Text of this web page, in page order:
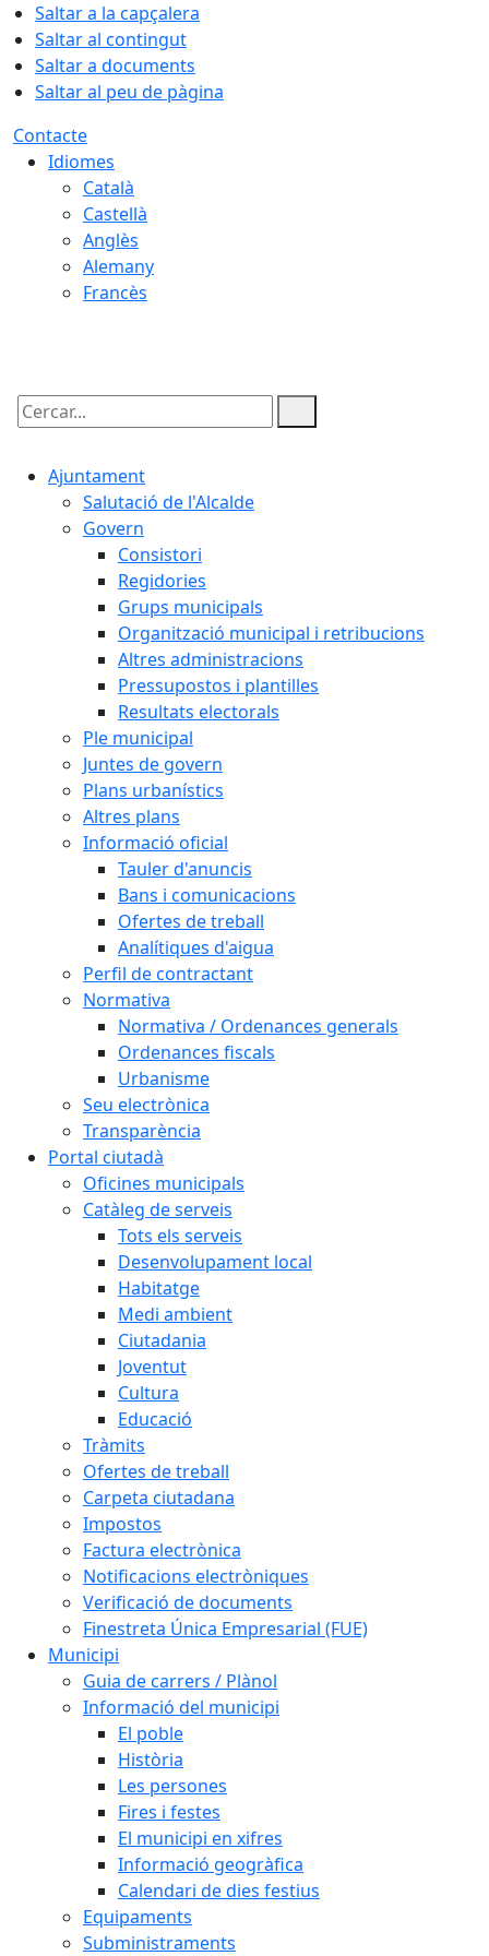
Saltar a la capçalera
Saltar al contingut
Saltar a documents
Saltar al peu de pàgina
Contacte
Idiomes
Català
Castellà
Anglès
Alemany
Francès
Cercar:
Ajuntament
Salutació de l'Alcalde
Govern
Consistori
Regidories
Grups municipals
Organització municipal i retribucions
Altres administracions
Pressupostos i plantilles
Resultats electorals
Ple municipal
Juntes de govern
Plans urbanístics
Altres plans
Informació oficial
Tauler d'anuncis
Bans i comunicacions
Ofertes de treball
Analítiques d'aigua
Perfil de contractant
Normativa
Normativa / Ordenances generals
Ordenances fiscals
Urbanisme
Seu electrònica
Transparència
Portal ciutadà
Oficines municipals
Catàleg de serveis
Tots els serveis
Desenvolupament local
Habitatge
Medi ambient
Ciutadania
Joventut
Cultura
Educació
Tràmits
Ofertes de treball
Carpeta ciutadana
Impostos
Factura electrònica
Notificacions electròniques
Verificació de documents
Finestreta Única Empresarial (FUE)
Municipi
Guia de carrers / Plànol
Informació del municipi
El poble
Història
Les persones
Fires i festes
El municipi en xifres
Informació geogràfica
Calendari de dies festius
Equipaments
Subministraments